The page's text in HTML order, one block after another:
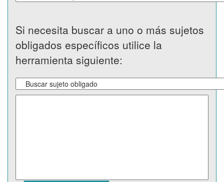
Si necesita buscar a uno o más sujetos
obligados específicos utilice la
herramienta siguiente: